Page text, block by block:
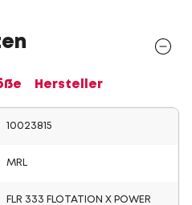
Hersteller
10023815
MRL
FLR 333 FLOTATION X POWER